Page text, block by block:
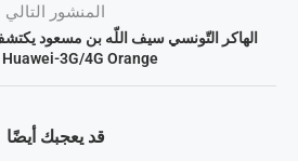
المنشور التالي
الهاكر التّونسي سيف اللّه بن مسعود
3G/4G Orange
قد يعجبك أيضًا